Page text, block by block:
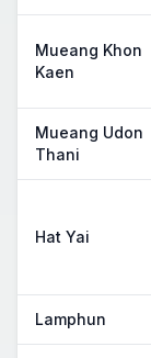
Mueang Khon
Kaen
Mueang Udon
Thani
Hat Yai
Lamphun